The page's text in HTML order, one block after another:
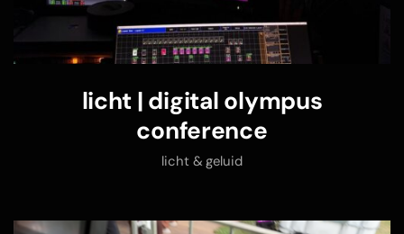
licht | digital olympus
conference
licht & geluid